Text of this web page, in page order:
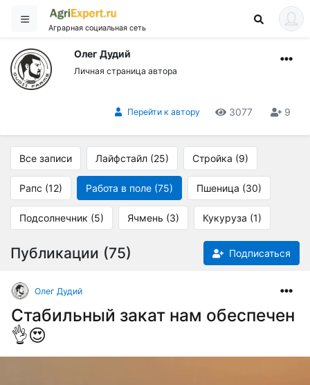
Аграрная социальная сеть
Олег Дудий
Личная страница автора
Перейти к автору 3077 9
Все записи Лайфстайл (25) Стройка (9)
Рапс (12) Работа в поле (75) Пшеница (30)
Подсолнечник (5) Ячмень (3) Кукуруза (1)
Публикации (75) Подписаться
Олег Дудий
Стабильный закат нам обеспечен
👌😍